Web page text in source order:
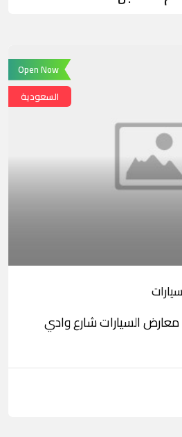
Open Now
السعودية
معارض السيارات شارع وادي